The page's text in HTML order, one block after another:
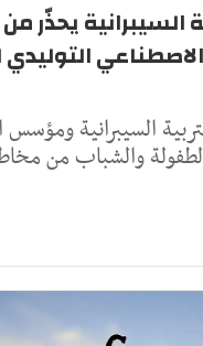
السيبرانية يحذّر
السيبرانية
والشباب من